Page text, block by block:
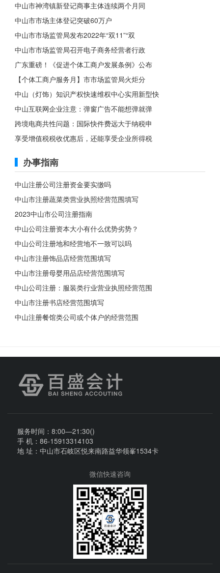
中山市神湾镇新登记商事主体连续两个月同
中山市市场主体登记突破60万户
中山市市场监管局发布2022年“双11”“双
中山市市场监管局召开电子商务经营者行政
广东重磅！《促进个体工商户发展条例》公布
【个体工商户服务月】市市场监管局火炬分
中山（灯饰）知识产权快速维权中心实用新型快
中山互联网企业注意：弹窗广告不能想弹就弹
跨境电商共性问题：国际快件费远大于纳税申
享受增值税税收优惠后，还能享受企业所得税
办事指南
中山注册公司注册资金要实缴吗
中山市注册蔬菜类营业执照经营范围填写
2023中山市公司注册指南
中山公司注册资本大小有什么优势劣势？
中山公司注册地和经营地不一致可以吗
中山市注册饰品店经营范围填写
中山市注册母婴用品店经营范围填写
中山公司注册：服装类行业营业执照经营范围
中山市注册书店经营范围填写
中山注册餐馆类公司或个体户的经营范围
服务时间：8:00—21:30()
手 机：86-15913314103
地 址：中山市石岐区悦来南路益华领峯1534卡
微信快速咨询